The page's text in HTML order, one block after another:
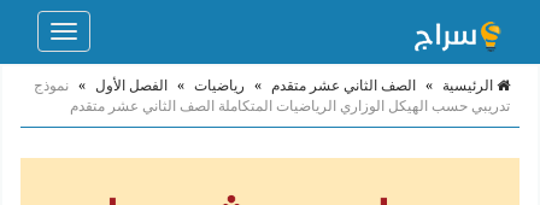
Toggle
الرئيسية » الصف الثاني عشر متقدم » رياضيات » الفصل الأول » نموذج
تدريبي حسب الهيكل الوزاري الرياضيات المتكاملة الصف الثاني عشر متقدم